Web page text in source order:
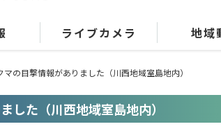
ライブカメラ 地域
マの目撃情報がありました（川西地域室島地内）
した（川西地域室島地内）